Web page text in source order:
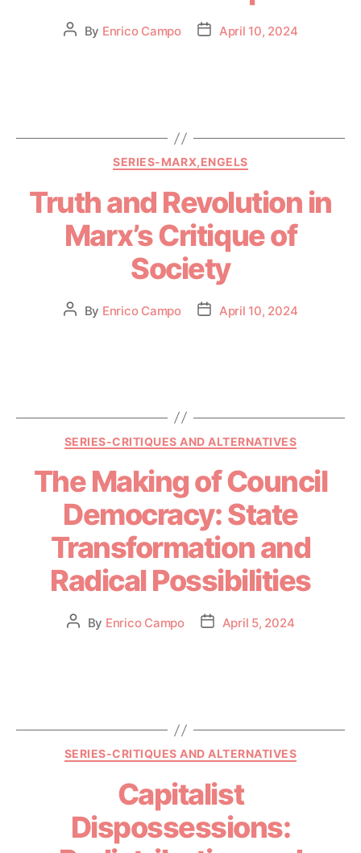
By Enrico Campo April 10, 2024
SERIES-MARX,ENGELS
Truth and Revolution in
Marx’s Critique of
Society
By Enrico Campo April 10, 2024
SERIES-CRITIQUES AND ALTERNATIVES
The Making of Council
Democracy: State
Transformation and
Radical Possibilities
By Enrico Campo April 5, 2024
SERIES-CRITIQUES AND ALTERNATIVES
Capitalist
Dispossessions: